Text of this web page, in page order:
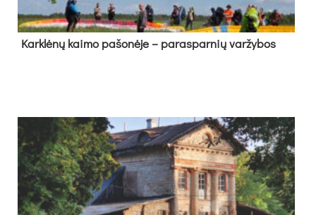
Kark­lė­nų kai­mo pa­šo­nė­je – pa­ras­par­nių var­žy­bos